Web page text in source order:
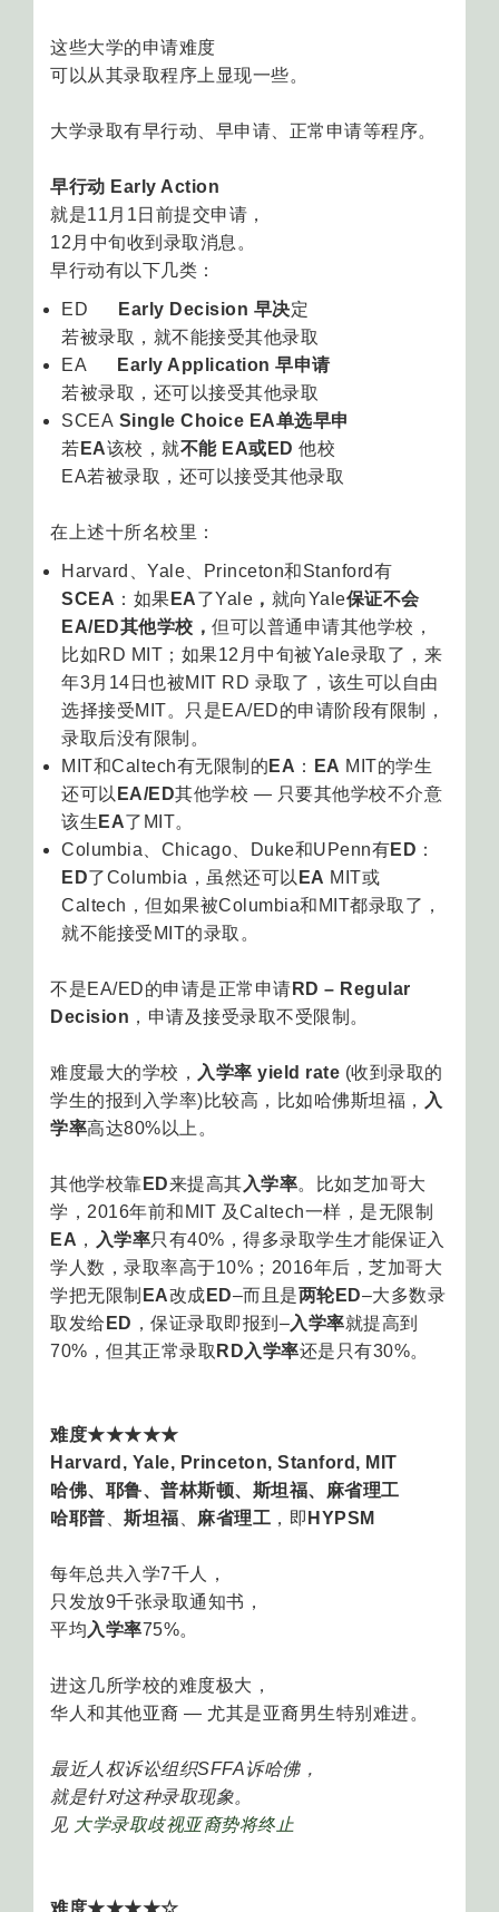
这些大学的申请难度
可以从其录取程序上显现一些。
大学录取有早行动、早申请、正常申请等程序。
早行动 Early Action
就是11月1日前提交申请，
12月中旬收到录取消息。
早行动有以下几类：
ED Early Decision 早决定
若被录取，就不能接受其他录取
EA
Early Application 早申请
若被录取，还可以接受其他录取
SCEA Single Choice EA单选早申
若 EA该校，就不能 EA或ED 他校
EA若被录取，还可以接受其他录取
在上述十所名校里：
Harvard、Yale、Princeton和Stanford有
SCEA ：如果 EA了Yale ， 就向Yale保证不会
EA/ED其他学校，但可以普通申请其他学校，
比如RD MIT；如果12月中旬被Yale录取了，来
年3月14日也被MIT RD 录取了，该生可以自由
选择接受MIT。只是EA/ED的申请阶段有限制，
录取后没有限制。
MIT和Caltech有无限制的 EA ： EA MIT的学生
还可以 EA/ED其他学校 — 只要其他学校不介意
该生 EA了MIT。
Columbia、Chicago、Duke和UPenn有ED ：
ED了Columbia，虽然还可以 EA MIT或
Caltech，但如果被Columbia和MIT都录取了，
就不能接受MIT的录取。
不是EA/ED的申请是正常申请 RD – Regular
Decision ，申请及接受录取不受限制。
难度最大的学校， 入学率 yield rate (收到录取的
学生的报到入学率)比较高，比如哈佛斯坦福，
入
学率高达80%以上。
其他学校靠 ED来提高其 入学率。比如芝加哥大
学，2016年前和MIT 及Caltech一样，是无限制
EA ， 入学率只有40%，得多录取学生才能保证入
学人数，录取率高于10%；2016年后，芝加哥大
学把无限制 EA改成 ED–而且是两轮ED–大多数录
取发给 ED ，保证录取即报到–入学率就提高到
70%，但其正常录取 RD入学率还是只有30%。
难度★★★★★
Harvard, Yale, Princeton, Stanford, MIT
哈佛、耶鲁、普林斯顿、斯坦福、麻省理工
哈耶普 、斯坦福 麻省理工 ，即 HYPSM
每年总共入学7千人，
只发放9千张录取通知书，
平均 入学率75%。
进这几所学校的难度极大，
华人和其他亚裔 — 尤其是亚裔男生特别难进。
最近人权诉讼组织SFFA诉哈佛，
就是针对这种录取现象。
见 大学录取歧视亚裔势将终止